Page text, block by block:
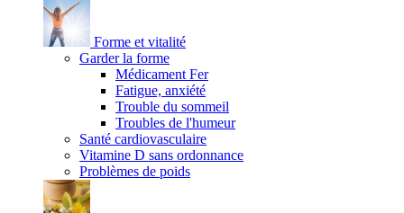
Forme et vitalité
Garder la forme
Médicament Fer
Fatigue, anxiété
Trouble du sommeil
Troubles de l'humeur
Santé cardiovasculaire
Vitamine D sans ordonnance
Problèmes de poids